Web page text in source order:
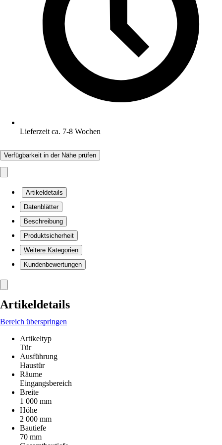
Lieferzeit ca. 7-8 Wochen
Verfügbarkeit in der Nähe prüfen
Artikeldetails
Datenblätter
Beschreibung
Produktsicherheit
Weitere Kategorien
Kundenbewertungen
Artikeldetails
Bereich überspringen
Artikeltyp
Tür
Ausführung
Haustür
Räume
Eingangsbereich
Breite
1 000 mm
Höhe
2 000 mm
Bautiefe
70 mm